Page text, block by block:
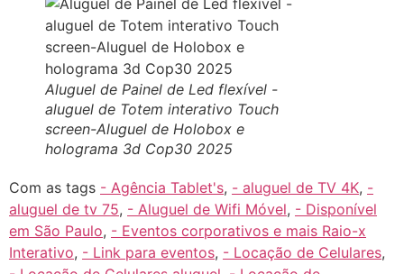
Aluguel de Painel de Led flexível -
aluguel de Totem interativo Touch
screen-Aluguel de Holobox e
holograma 3d Cop30 2025
Com as tags - Agência Tablet's, - aluguel de TV 4K, -
aluguel de tv 75, - Aluguel de Wifi Móvel, - Disponível
em São Paulo, - Eventos corporativos e mais Raio-x
Interativo, - Link para eventos, - Locação de Celulares,